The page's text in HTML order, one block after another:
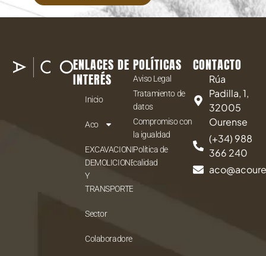
ENLACES DE
INTERÉS
Inicio
Aco
EXCAVACIONES,
DEMOLICIONES
Y
TRANSPORTES
Sector
Colaboradores
POLÍTICAS
Aviso Legal
Tratamiento de
datos
Compromiso con
la igualdad
Política de
calidad
CONTACTO
Rúa
Padilla, 1,
32005
Ourense
(+34) 988
366 240